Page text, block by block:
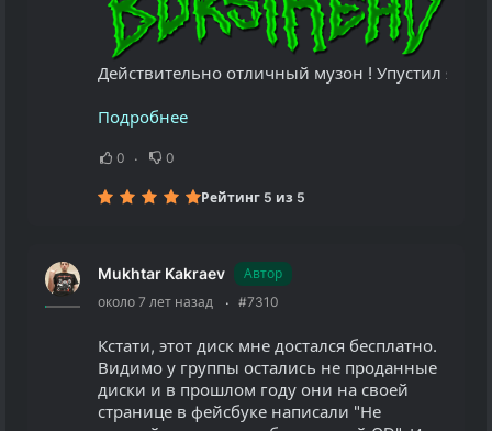
Действительно отличный музон ! Упустил я
Подробнее
0 0
Рейтинг 5 из 5
Mukhtar Kakraev
Автор
около 7 лет назад
#7310
Кстати, этот диск мне достался бесплатно.
Видимо у группы остались не проданные
диски и в прошлом году они на своей
странице в фейсбуке написали "Не